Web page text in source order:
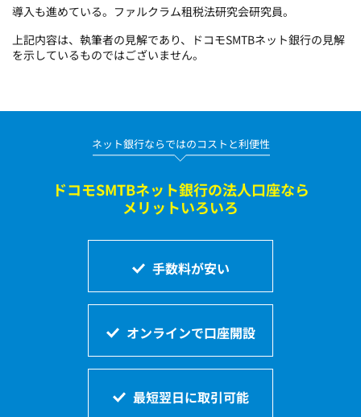
導入も進めている。ファルクラム租税法研究会研究員。
上記内容は、執筆者の見解であり、ドコモSMTBネット銀行の見解
を示しているものではございません。
ネット銀行ならではのコストと利便性
ドコモSMTBネット銀行の法人口座なら
メリットいろいろ
手数料が安い
オンラインで口座開設
最短翌日に取引可能